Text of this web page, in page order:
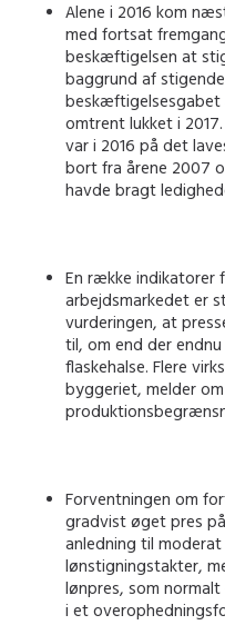
Alene i 2016 kom
med fortsat
beskæftigelsen at
baggrund af
beskæftigelsesgabet
omtrent lukket i
var i 2016 på det
bort fra årene 2007
havde bragt
En række indikatorer
arbejdsmarkedet er
vurderingen, at
til, om end der
flaskehalse. Flere
byggeriet, melder
Forventningen om
gradvist øget pres
anledning til
lønstigningstakter,
lønpres, som
i et